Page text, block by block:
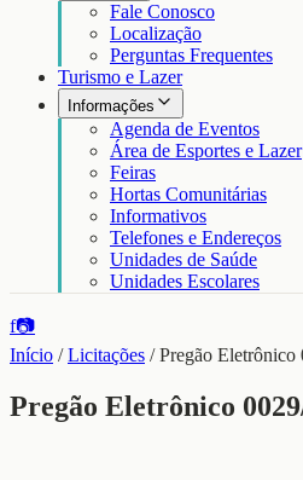
Fale Conosco
Localização
Perguntas Frequentes
Turismo e Lazer
Informações
Agenda de Eventos
Área de Esportes e Lazer
Feiras
Hortas Comunitárias
Informativos
Telefones e Endereços
Unidades de Saúde
Unidades Escolares
f📷
Início /Licitações /Pregão Eletrônico
Pregão Eletrônico